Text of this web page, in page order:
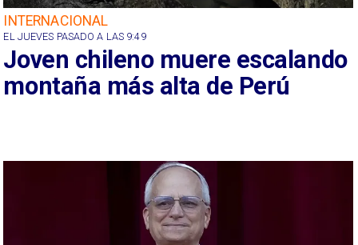
INTERNACIONAL
EL JUEVES PASADO A LAS 9:49
Joven chileno muere escalando
montaña más alta de Perú